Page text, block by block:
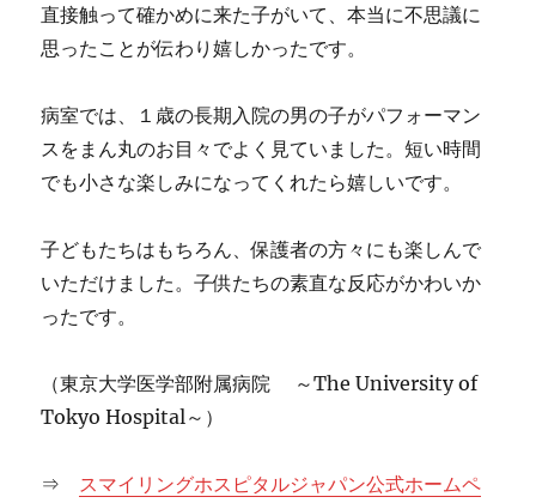
直接触って確かめに来た子がいて、本当に不思議に
思ったことが伝わり嬉しかったです。
病室では、１歳の長期入院の男の子がパフォーマン
スをまん丸のお目々でよく見ていました。短い時間
でも小さな楽しみになってくれたら嬉しいです。
子どもたちはもちろん、保護者の方々にも楽しんで
いただけました。子供たちの素直な反応がかわいか
ったです。
（東京大学医学部附属病院 ～The University of
Tokyo Hospital～）
⇒ スマイリングホスピタルジャパン公式ホームペ